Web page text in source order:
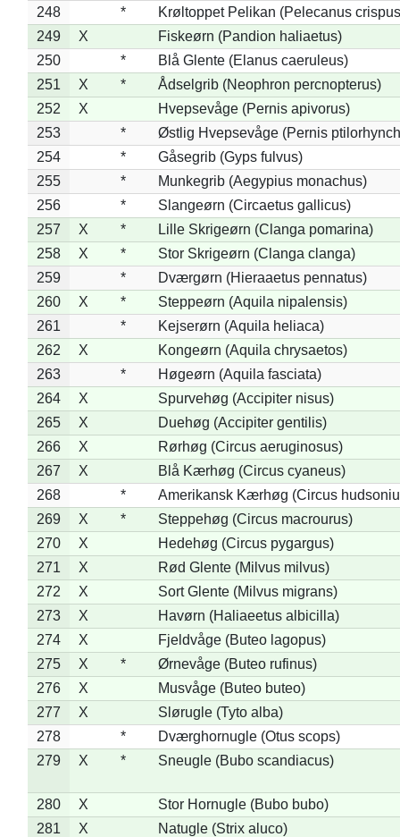
248
*
Krøltoppet Pelikan (Pelecanus
249
X
Fiskeørn (Pandion haliaetus)
250
*
Blå Glente (Elanus caeruleus)
251
X *
Ådselgrib (Neophron percnopterus)
252
X
Hvepsevåge (Pernis apivorus)
253
*
Østlig Hvepsevåge (Pernis
254
*
Gåsegrib (Gyps fulvus)
255
*
Munkegrib (Aegypius monachus)
256
*
Slangeørn (Circaetus gallicus)
257
X *
Lille Skrigeørn (Clanga pomarina)
258
X *
Stor Skrigeørn (Clanga clanga)
259
*
Dværgørn (Hieraaetus pennatus)
260
X *
Steppeørn (Aquila nipalensis)
261
*
Kejserørn (Aquila heliaca)
262
X
Kongeørn (Aquila chrysaetos)
263
*
Høgeørn (Aquila fasciata)
264
X
Spurvehøg (Accipiter nisus)
265
X
Duehøg (Accipiter gentilis)
266
X
Rørhøg (Circus aeruginosus)
267
X
Blå Kærhøg (Circus cyaneus)
268
*
Amerikansk Kærhøg (Circus
269
X *
Steppehøg (Circus macrourus)
270
X
Hedehøg (Circus pygargus)
271
X
Rød Glente (Milvus milvus)
272
X
Sort Glente (Milvus migrans)
273
X
Havørn (Haliaeetus albicilla)
274
X
Fjeldvåge (Buteo lagopus)
275
X *
Ørnevåge (Buteo rufinus)
276
X
Musvåge (Buteo buteo)
277
X
Slørugle (Tyto alba)
278
*
Dværghornugle (Otus scops)
279
X * Sneugle (Bubo scandiacus)
280 X
Stor Hornugle (Bubo bubo)
281
X
Natugle (Strix aluco)